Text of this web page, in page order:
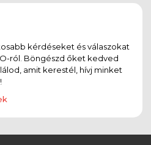
kérdéseket és válaszokat
ról. Böngészd őket kedved
amit kerestél, hívj minket